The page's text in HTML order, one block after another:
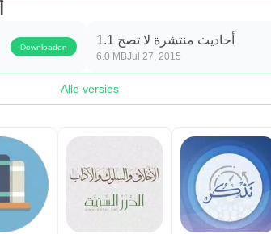
Downloaden أحاديث منتشرة لا تصح 1.1
6.0 MBJul 27, 2015
Alle versies